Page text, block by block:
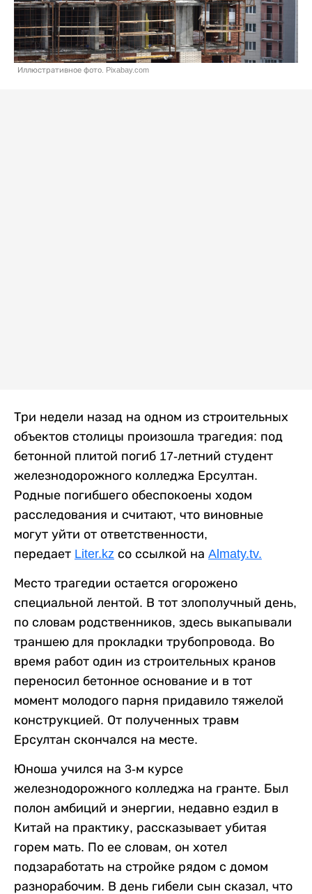
Иллюстративное фото. Pixabay.com
Три недели назад на одном из строительных
объектов столицы произошла трагедия: под
бетонной плитой погиб 17-летний студент
железнодорожного колледжа Ерсултан.
Родные погибшего обеспокоены ходом
расследования и считают, что виновные
могут уйти от ответственности,
передает Liter.kz со ссылкой на Almaty.tv.
Место трагедии остается огорожено
специальной лентой. В тот злополучный день,
по словам родственников, здесь выкапывали
траншею для прокладки трубопровода. Во
время работ один из строительных кранов
переносил бетонное основание и в тот
момент молодого парня придавило тяжелой
конструкцией. От полученных травм
Ерсултан скончался на месте.
Юноша учился на 3-м курсе
железнодорожного колледжа на гранте. Был
полон амбиций и энергии, недавно ездил в
Китай на практику, рассказывает убитая
горем мать. По ее словам, он хотел
подзаработать на стройке рядом с домом
разнорабочим. В день гибели сын сказал, что